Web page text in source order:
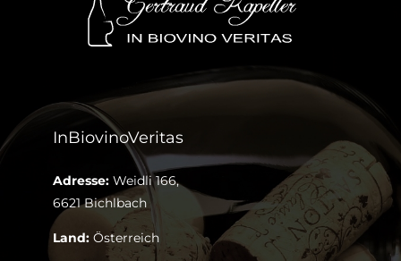
InBiovinoVeritas
Adresse: Weidli 166,
6621 Bichlbach
Land: Österreich